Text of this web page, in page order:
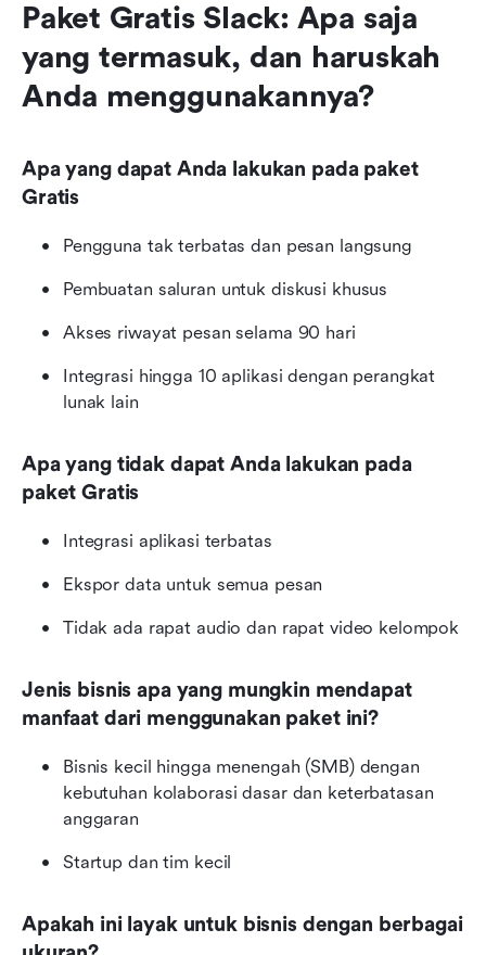
Paket Gratis Slack: Apa saja
yang termasuk, dan haruskah
Anda menggunakannya?
Apa yang dapat Anda lakukan pada paket
Gratis
Pengguna tak terbatas dan pesan langsung
Pembuatan saluran untuk diskusi khusus
Akses riwayat pesan selama 90 hari
Integrasi hingga 10 aplikasi dengan perangkat
lunak lain
Apa yang tidak dapat Anda lakukan pada
paket Gratis
Integrasi aplikasi terbatas
Ekspor data untuk semua pesan
Tidak ada rapat audio dan rapat video kelompok
Jenis bisnis apa yang mungkin mendapat
manfaat dari menggunakan paket ini?
Bisnis kecil hingga menengah (SMB) dengan
kebutuhan kolaborasi dasar dan keterbatasan
anggaran
Startup dan tim kecil
Apakah ini layak untuk bisnis dengan berbagai